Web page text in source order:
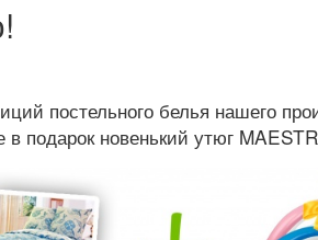
постельного белья нашего
подарок новенький утюг